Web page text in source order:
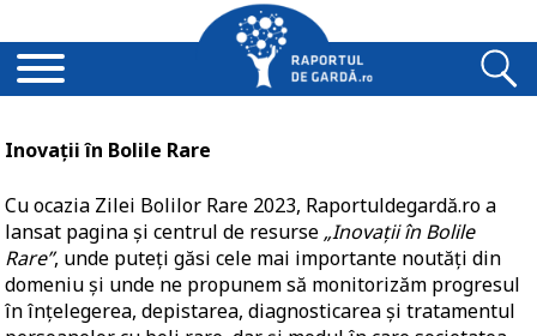
Inovații în Bolile Rare
Cu ocazia Zilei Bolilor Rare 2023, Raportuldegardă.ro a
lansat pagina și centrul de resurse „Inovații în Bolile
Rare”, unde puteți găsi cele mai importante noutăți din
domeniu și unde ne propunem să monitorizăm progresul
în înțelegerea, depistarea, diagnosticarea și tratamentul